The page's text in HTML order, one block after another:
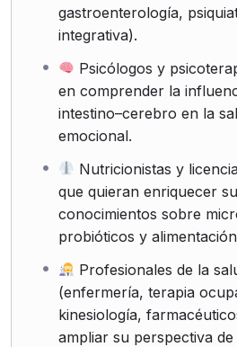
gastroenterología,
integrativa).
Psicólogos y
en comprender la
intestino–cerebro en la
emocional.
Nutricionistas y
que quieran enriquecer
conocimientos sobre
probióticos y
Profesionales de la
(enfermería, terapia
kinesiología,
ampliar su perspectiva